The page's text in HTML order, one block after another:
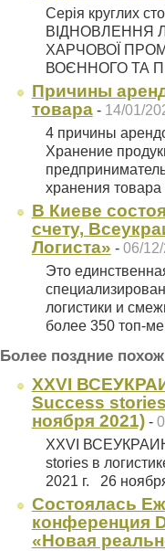
Серія круглих
ВІДНОВЛЕННЯ
ХАРЧОВОЇ
ВОЄННОГО ТА
Причины
товара- 14/01/
4 причины
Хранение
хранения
В Киеве
счету,
Логиста» - 06/
Это
логистики и
более 350 топ-
Более поздние
ХХVI
Success
ноября 2021)-
ХХVI
stories в
2021 г. 26
Состоялась
конференция
«Новая